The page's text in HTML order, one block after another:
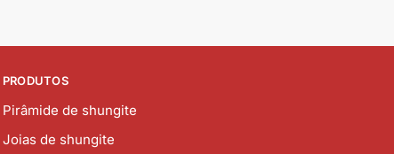
PRODUTOS
Pirâmide de shungite
Joias de shungite